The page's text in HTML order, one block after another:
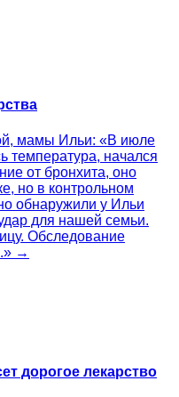
мамы Ильи: «В июле
температура, начался
от бронхита, оно
но в контрольном
обнаружили у Ильи
для нашей семьи.
Обследование
→
дорогое лекарство